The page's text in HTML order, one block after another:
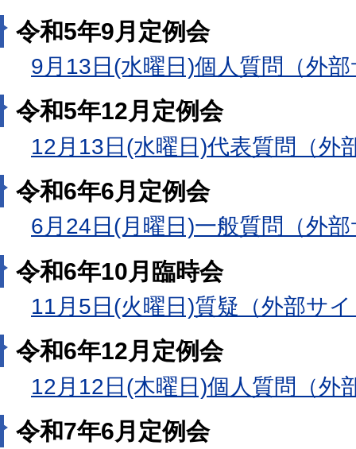
令和5年9月定例会
9月13日(水曜日)個人質問（外
令和5年12月定例会
12月13日(水曜日)代表質問（外
令和6年6月定例会
6月24日(月曜日)一般質問（外
令和6年10月臨時会
11月5日(火曜日)質疑（外部サ
令和6年12月定例会
12月12日(木曜日)個人質問（外
令和7年6月定例会